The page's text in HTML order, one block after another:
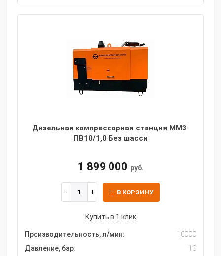
Дизельная компрессорная станция ММЗ-
ПВ10/1,0 Без шасси
1 899 000 руб.
В КОРЗИНУ
Купить в 1 клик
Производительность, л/мин:
10000
Давление, бар:
10